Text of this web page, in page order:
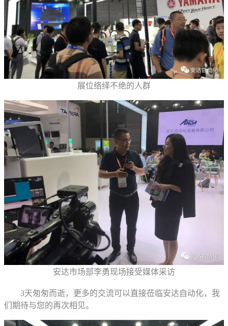
展位络绎不绝的人群
安达市场部李勇现场接受媒体采访
3天匆匆而逝，更多的交流可以直接莅临安达自动化，我
们期待与您的再次相见。